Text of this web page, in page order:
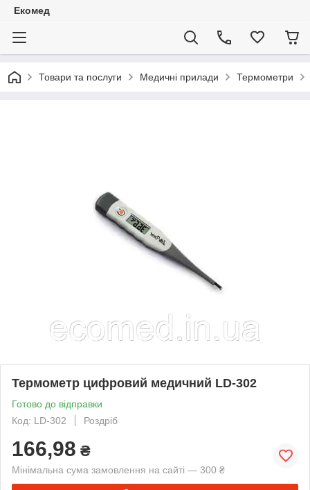
Екомед
Товари та послуги Медичні прилади Термометри
Термометр цифровий медичний LD-302
Готово до відправки
Код: LD-302
Роздріб
166,98 ₴
Мінімальна сума замовлення на сайті — 300 ₴